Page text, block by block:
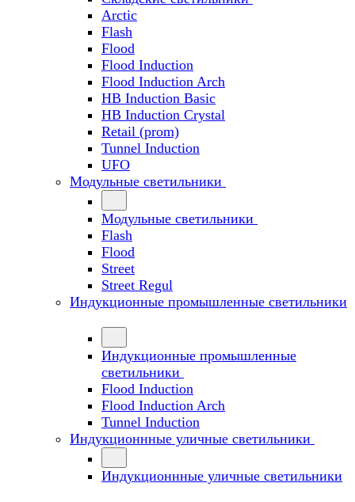
Arctic
Flash
Flood
Flood Induction
Flood Induction Arch
HB Induction Basic
HB Induction Crystal
Retail (prom)
Tunnel Induction
UFO
Модульные светильники
Модульные светильники
Flash
Flood
Street
Street Regul
Индукционные промышленные светильники
Индукционные промышленные
светильники
Flood Induction
Flood Induction Arch
Tunnel Induction
Индукционнные уличные светильники
Индукционнные уличные светильники